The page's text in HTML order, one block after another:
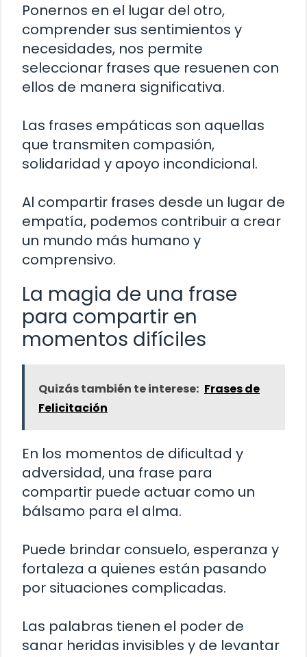
Ponernos en el lugar del otro,
comprender sus sentimientos y
necesidades, nos permite
seleccionar frases que resuenen con
ellos de manera significativa.
Las frases empáticas son aquellas
que transmiten compasión,
solidaridad y apoyo incondicional.
Al compartir frases desde un lugar de
empatía, podemos contribuir a crear
un mundo más humano y
comprensivo.
La magia de una frase
para compartir en
momentos difíciles
Quizás también te interese: Frases de
Felicitación
En los momentos de dificultad y
adversidad, una frase para
compartir puede actuar como un
bálsamo para el alma.
Puede brindar consuelo, esperanza y
fortaleza a quienes están pasando
por situaciones complicadas.
Las palabras tienen el poder de
sanar heridas invisibles y de levantar